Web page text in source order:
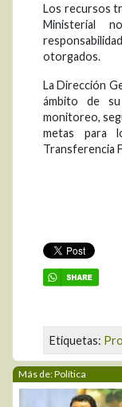
Los recursos
Ministerial
otorgados.
La Dirección
ámbito de su
monitoreo,
metas para
Transferencia
Etiquetas:
Más de: Política